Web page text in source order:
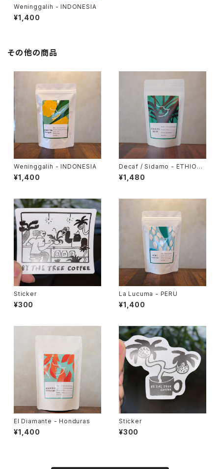
Weninggalih - INDONESIA
¥1,400
その他の商品
Weninggalih - INDONESIA
¥1,400
Decaf / Sidamo - ETHIOPI
A
¥1,480
Sticker
¥300
La Lucuma - PERU
¥1,400
El Diamante - Honduras
¥1,400
Sticker
¥300